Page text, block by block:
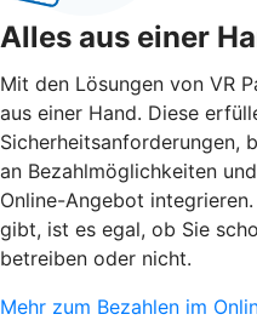
Alles aus einer
Mit den Lösungen von VR
aus einer Hand. Diese
Sicherheitsanforderungen,
an Bezahlmöglichkeiten
Online-Angebot
gibt, ist es egal, ob Sie
betreiben oder nicht.
Mehr zum Bezahlen im